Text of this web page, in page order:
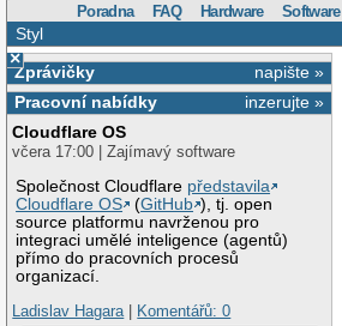
Poradna FAQ Hardware Software
Styl
×
napište »
Zprávičky
inzerujte »
Pracovní nabídky
Cloudflare OS
včera 17:00 | Zajímavý software
Společnost Cloudflare představila
Cloudflare OS
(GitHub ), tj. open
source platformu navrženou pro
integraci umělé inteligence (agentů)
přímo do pracovních procesů
organizací.
Ladislav Hagara| Komentářů: 0